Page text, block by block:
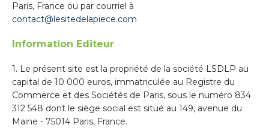
Paris, France ou par courriel à
contact@lesitedelapiece.com
Information Editeur
1. Le présent site est la propriété de la société LSDLP au
capital de 10 000 euros, immatriculée au Registre du
Commerce et des Sociétés de Paris, sous le numéro 834
312 548 dont le siège social est situé au 149, avenue du
Maine - 75014 Paris, France.